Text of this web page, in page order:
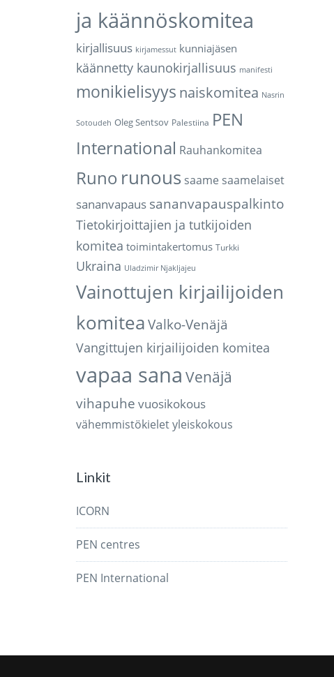
ja käännöskomitea
kirjallisuus kirjamessut kunniajäsen
käännetty kaunokirjallisuus manifesti
monikielisyys naiskomitea Nasrin
Sotoudeh Oleg Sentsov Palestiina PEN
International Rauhankomitea
Runo runous saame saamelaiset
sananvapaus sananvapauspalkinto
Tietokirjoittajien ja tutkijoiden
komitea toimintakertomus Turkki
Ukraina Uladzimir Njakljajeu
Vainottujen kirjailijoiden
komitea Valko-Venäjä
Vangittujen kirjailijoiden komitea
vapaa sana Venäjä
vihapuhe vuosikokous
vähemmistökieletyleiskokous
Linkit
ICORN
PEN centres
PEN International